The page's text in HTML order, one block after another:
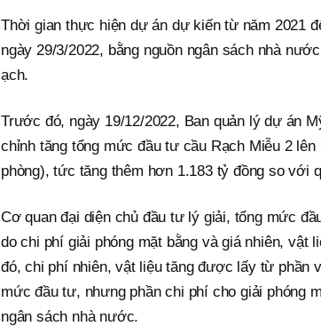
Thời gian thực hiện dự án dự kiến từ năm 2021
ngày 29/3/2022, bằng nguồn ngân sách nhà
ạch.
Trước đó, ngày 19/12/2022, Ban quản lý dự án
chỉnh tăng tổng mức đầu tư cầu Rạch Miễu 2
phòng), tức tăng thêm hơn 1.183 tỷ đồng so với
Cơ quan đại diện chủ đầu tư lý giải, tổng mức
do chi phí giải phóng mặt bằng và giá nhiên, vật
đó, chi phí nhiên, vật liệu tăng được lấy từ phần
mức đầu tư, nhưng phần chi phí cho giải phóng
ngân sách nhà nước.